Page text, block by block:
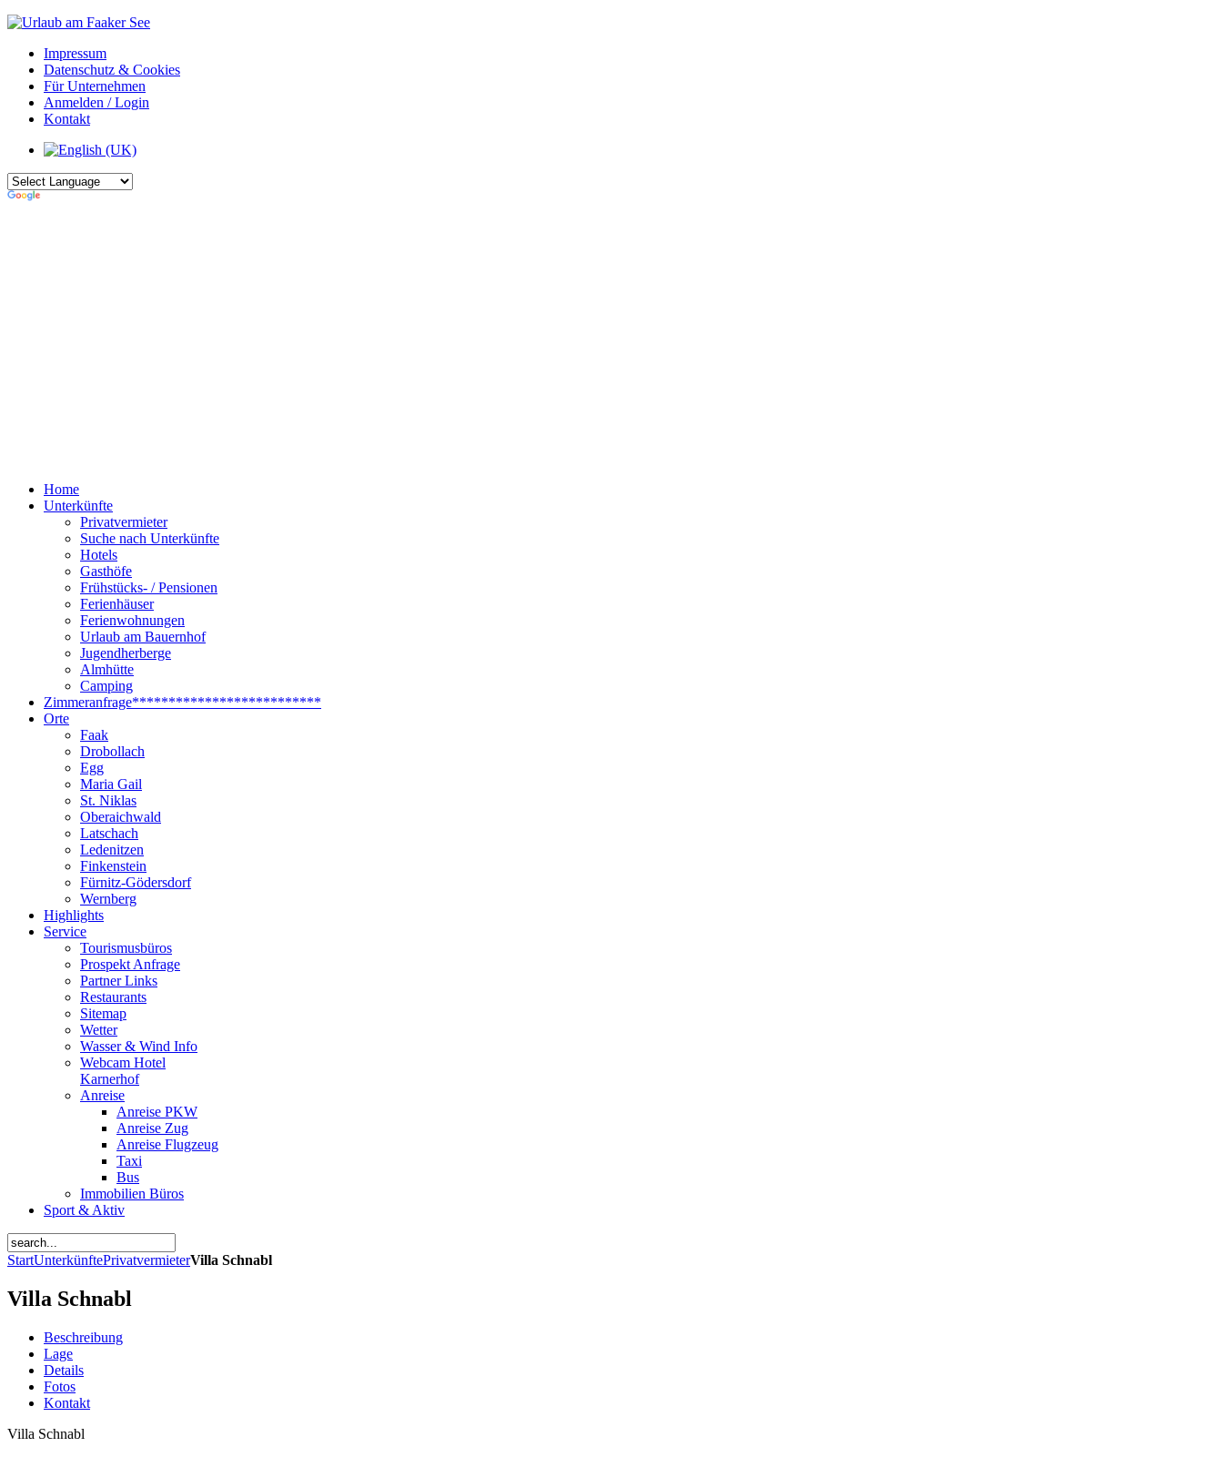
Impressum
Datenschutz & Cookies
Für Unternehmen
Anmelden / Login
Kontakt
Home
Unterkünfte
Privatvermieter
Suche nach Unterkünfte
Hotels
Gasthöfe
Frühstücks- / Pensionen
Ferienhäuser
Ferienwohnungen
Urlaub am Bauernhof
Jugendherberge
Almhütte
Camping
Zimmeranfrage**************************
Orte
Faak
Drobollach
Egg
Maria Gail
St. Niklas
Oberaichwald
Latschach
Ledenitzen
Finkenstein
Fürnitz-Gödersdorf
Wernberg
Highlights
Service
Tourismusbüros
Prospekt Anfrage
Partner Links
Restaurants
Sitemap
Wetter
Wasser & Wind Info
Webcam Hotel
Karnerhof
Anreise
Anreise PKW
Anreise Zug
Anreise Flugzeug
Taxi
Bus
Immobilien Büros
Sport & Aktiv
StartUnterkünftePrivatvermieterVilla Schnabl
Villa Schnabl
Beschreibung
Lage
Details
Fotos
Kontakt
Villa Schnabl